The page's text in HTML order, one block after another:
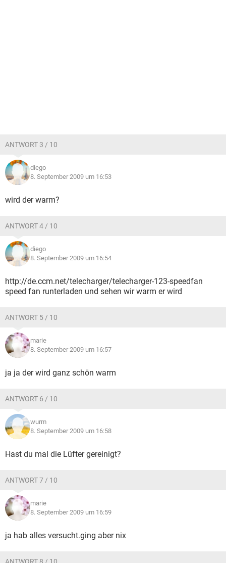
ANTWORT 3 / 10
diego
8. September 2009 um 16:53
wird der warm?
ANTWORT 4 / 10
diego
8. September 2009 um 16:54
http://de.ccm.net/telecharger/telecharger-123-speedfan
speed fan runterladen und sehen wir warm er wird
ANTWORT 5 / 10
marie
8. September 2009 um 16:57
ja ja der wird ganz schön warm
ANTWORT 6 / 10
wurm
8. September 2009 um 16:58
Hast du mal die Lüfter gereinigt?
ANTWORT 7 / 10
marie
8. September 2009 um 16:59
ja hab alles versucht.ging aber nix